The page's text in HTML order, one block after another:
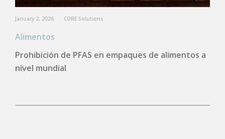
January 2, 2026 CORE Solutions
Alimentos
Prohibición de PFAS en empaques de alimentos a
nivel mundial